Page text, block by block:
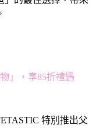
」，享85折禮遇
特別推出父